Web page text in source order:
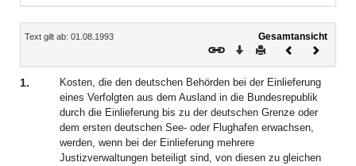
Inhalt
Text gilt ab: 01.08.1993
Gesamtansicht
Download
DruckenVorheriges
1.
Kosten, die den deutschen Behörden bei der Einlieferung
eines Verfolgten aus dem Ausland in die Bundesrepublik
durch die Einlieferung bis zu der deutschen Grenze oder
dem ersten deutschen See- oder Flughafen erwachsen,
werden, wenn bei der Einlieferung mehrere
Justizverwaltungen beteiligt sind, von diesen zu gleichen